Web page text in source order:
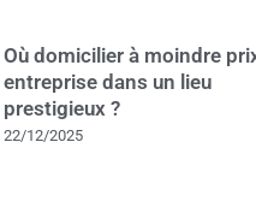
Où domicilier à moindre
entreprise dans un lieu
prestigieux ?
22/12/2025